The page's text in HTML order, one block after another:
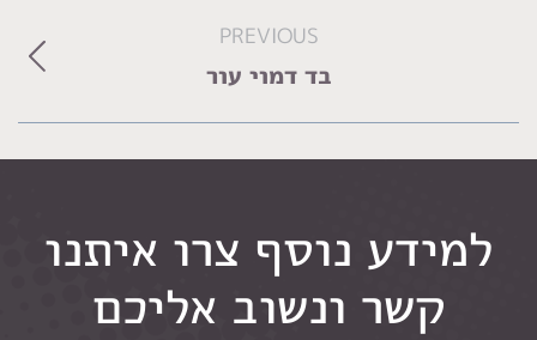
PREVIOUS
Previous
בד דמוי עור
למידע נוסף צרו איתנו
קשר ונשוב אליכם